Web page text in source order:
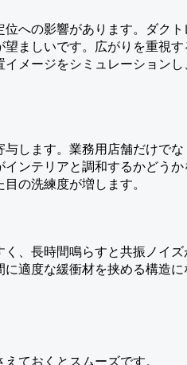
への影響があります。ダク
ましいです。広がりを重視
メージをシミュレーション
します。業務用店舗だけで
ンテリアと調和するかどうか
の洗練度が増します。
、長時間鳴らすと共振ノイ
適度な緩衝材を挟める構造
ておくとスムーズです。